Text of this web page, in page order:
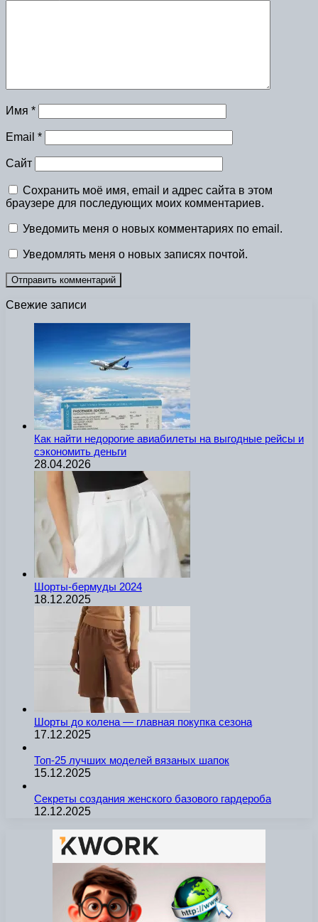
Имя *
Email *
Сайт
Сохранить моё имя, email и адрес сайта в этом
браузере для последующих моих комментариев.
Уведомить меня о новых комментариях по email.
Уведомлять меня о новых записях почтой.
Свежие записи
Как найти недорогие авиабилеты на выгодные рейсы и
сэкономить деньги
28.04.2026
Шорты-бермуды 2024
18.12.2025
Шорты до колена — главная покупка сезона
17.12.2025
Топ-25 лучших моделей вязаных шапок
15.12.2025
Секреты создания женского базового гардероба
12.12.2025